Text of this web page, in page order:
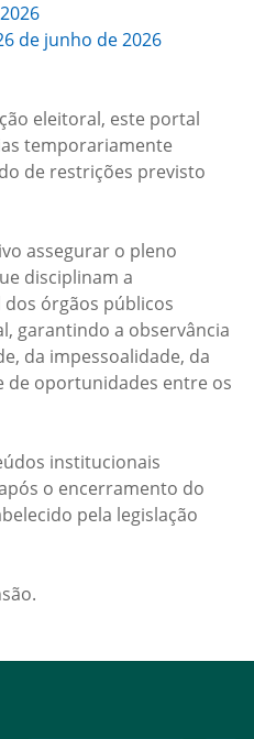
de junho de 2026
eleitoral, este portal
temporariamente
de restrições previsto
assegurar o pleno
disciplinam a
órgãos públicos
garantindo a observância
da impessoalidade, da
de oportunidades entre os
institucionais
o encerramento do
pela legislação